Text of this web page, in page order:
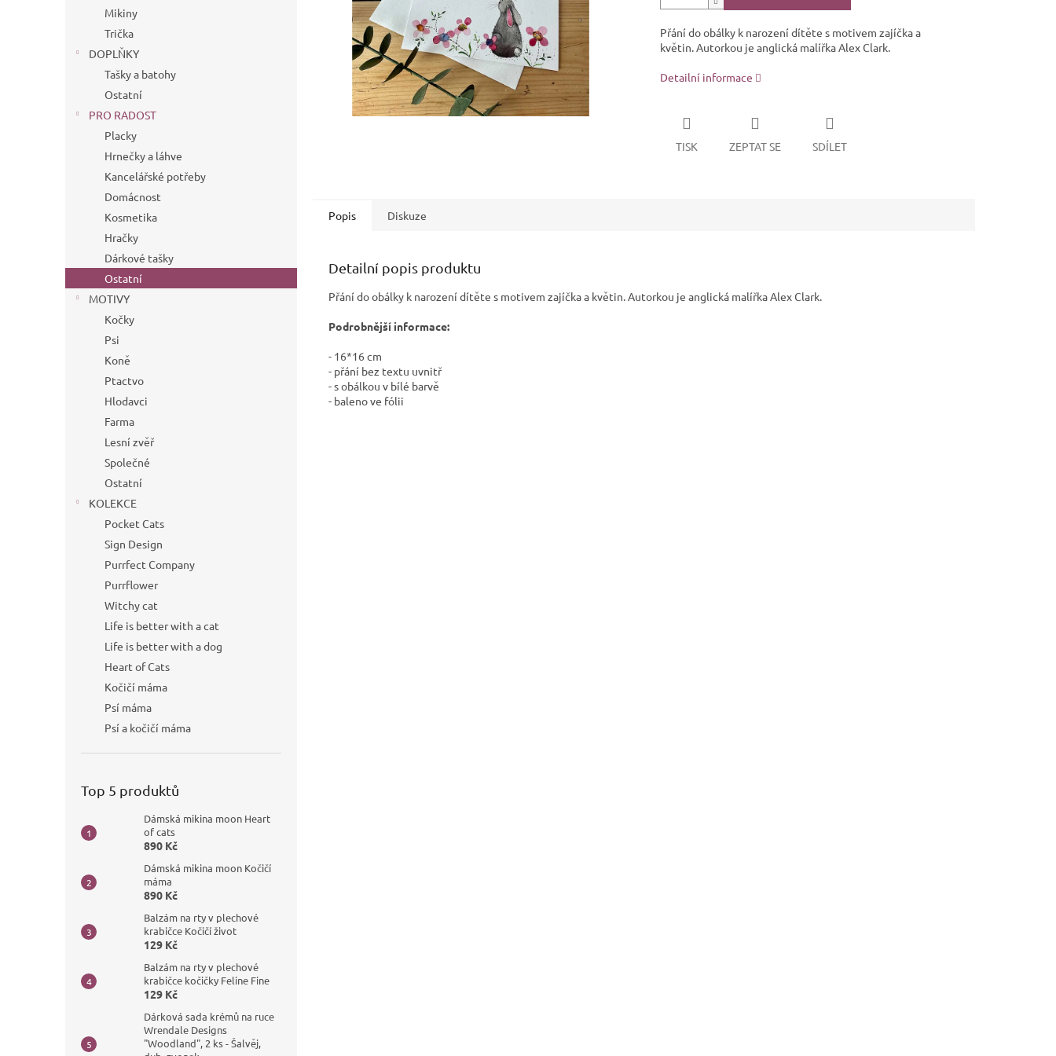
Mikiny
Trička
DOPLŇKY
Tašky a batohy
Ostatní
PRO RADOST
Placky
Hrnečky a láhve
Kancelářské potřeby
Domácnost
Kosmetika
Hračky
Dárkové tašky
Ostatní
MOTIVY
Kočky
Psi
Koně
Ptactvo
Hlodavci
Farma
Lesní zvěř
Společné
Ostatní
KOLEKCE
Pocket Cats
Sign Design
Purrfect Company
Purrflower
Witchy cat
Life is better with a cat
Life is better with a dog
Heart of Cats
Kočičí máma
Psí máma
Psí a kočičí máma
Top 5 produktů
Dámská mikina moon Heart
of cats
890 Kč
Dámská mikina moon Kočičí
máma
890 Kč
Balzám na rty v plechové
krabičce Kočičí život
129 Kč
Balzám na rty v plechové
krabičce kočičky Feline Fine
129 Kč
Dárková sada krémů na ruce
Wrendale Designs
"Woodland", 2 ks - Šalvěj,
Přání do obálky k narození dítěte s motivem zajíčka a
květin.Autorkou je anglická malířka Alex Clark.
Detailní informace
TISK ZEPTAT SE SDÍLET
Popis Diskuze
Detailní popis produktu
Přání do obálky k narození dítěte s motivem zajíčka a květin.Autorkou je anglická malířka Alex Clark.
Podrobnější informace:
- 16*16 cm
- přání bez textu uvnitř
- s obálkou v bílé barvě
- baleno ve fólii